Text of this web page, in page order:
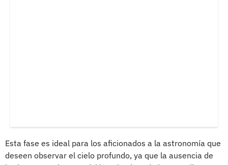
Esta fase es ideal para los aficionados a la astronomía que
deseen observar el cielo profundo, ya que la ausencia de